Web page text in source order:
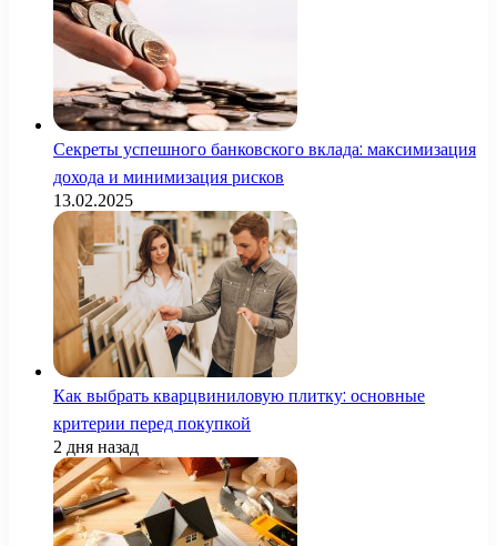
Секреты успешного банковского вклада: максимизация
дохода и минимизация рисков
13.02.2025
Как выбрать кварцвиниловую плитку: основные
критерии перед покупкой
2 дня назад